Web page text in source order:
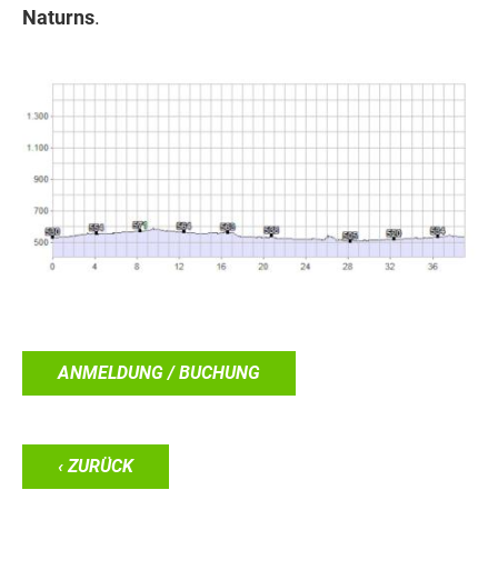
Naturns.
ANMELDUNG / BUCHUNG
‹ ZURÜCK